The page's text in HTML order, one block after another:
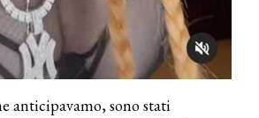
anticipavamo, sono stati